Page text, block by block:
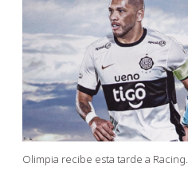
Olimpia recibe esta tarde a Racing.